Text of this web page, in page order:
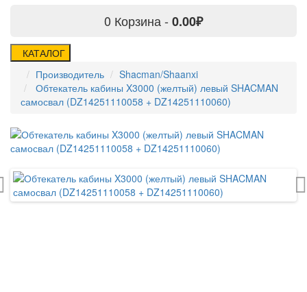
0 Корзина - 0.00₽
КАТАЛОГ
Производитель
Shacman/Shaanxi
Обтекатель кабины X3000 (желтый) левый SHACMAN
самосвал (DZ14251110058 + DZ14251110060)